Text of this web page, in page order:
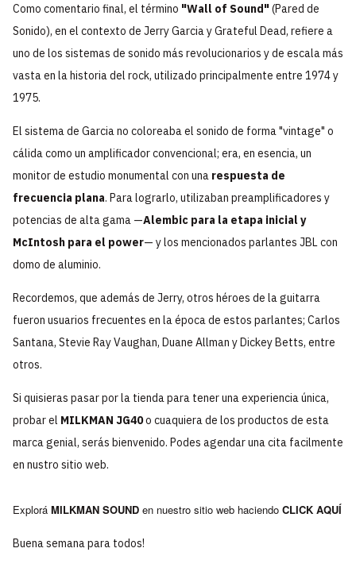
Como comentario final, el término "Wall of Sound"(Pared de
Sonido), en el contexto de Jerry Garcia y Grateful Dead, refiere a
uno de los sistemas de sonido más revolucionarios y de escala más
vasta en la historia del rock, utilizado principalmente entre 1974 y
1975.
El sistema de Garcia no coloreaba el sonido de forma "vintage" o
cálida como un amplificador convencional; era, en esencia, un
monitor de estudio monumental con una respuesta de
frecuencia plana. Para lograrlo, utilizaban preamplificadores y
potencias de alta gama —Alembic para la etapa inicial y
McIntosh para el power— y los mencionados parlantes JBL con
domo de aluminio.
Recordemos, que además de Jerry, otros héroes de la guitarra
fueron usuarios frecuentes en la época de estos parlantes; Carlos
Santana, Stevie Ray Vaughan, Duane Allman y Dickey Betts, entre
otros.
Si quisieras pasar por la tienda para tener una experiencia única,
probar el MILKMAN JG40o cuaquiera de los productos de esta
marca genial, serás bienvenido. Podes agendar una cita facilmente
en nustro sitio web.
Explorá MILKMAN SOUND en nuestro sitio web haciendo CLICK AQUÍ
Buena semana para todos!